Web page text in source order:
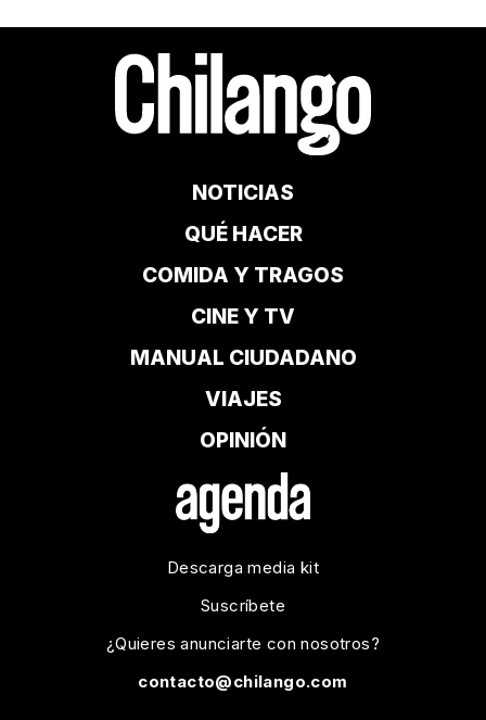
NOTICIAS
QUÉ HACER
COMIDA Y TRAGOS
CINE Y TV
MANUAL CIUDADANO
VIAJES
OPINIÓN
Descarga media kit
Suscríbete
¿Quieres anunciarte con nosotros?
contacto@chilango.com